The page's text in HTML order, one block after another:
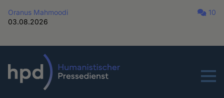
Oranus Mahmoodi
03.08.2026
10
Menu